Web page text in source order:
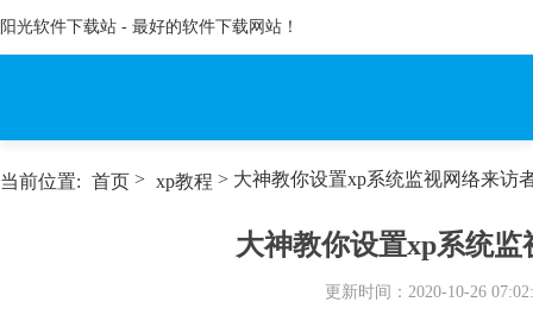
阳光软件下载站 - 最好的软件下载网站！
当前位置: 首页 > xp教程 > 大神教你设置xp系统监视网络来访
大神教你设置xp系统
更新时间： 2020-10-26